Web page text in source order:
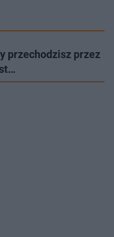
przechodzisz przez